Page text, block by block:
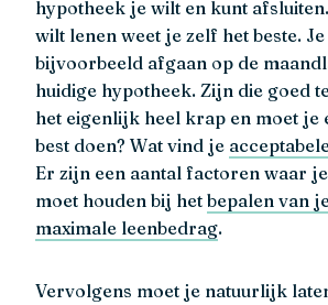
hypotheek je wilt en kunt
wilt lenen weet je zelf het beste.
bijvoorbeeld afgaan op de
huidige hypotheek. Zijn die goed
het eigenlijk heel krap en moet je
best doen? Wat vind je
Er zijn een aantal factoren waar
moet houden bij het bepalen van
maximale leenbedrag.
Vervolgens moet je natuurlijk